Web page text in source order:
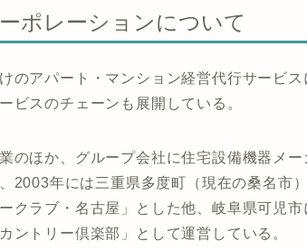
ポレーションについて
のアパート・マンション経営代行サービ
ビスのチェーンも展開している。
のほか、グループ会社に住宅設備機器メ
2003年には三重県多度町（現在の桑名市
クラブ・名古屋」とした他、岐阜県可児
ントリー倶楽部」として運営している。